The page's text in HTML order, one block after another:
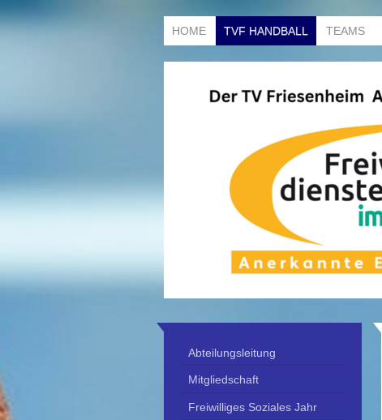
HOME TVF HANDBALL TEAMS
Abteilungsleitung
Mitgliedschaft
Freiwilliges Soziales Jahr